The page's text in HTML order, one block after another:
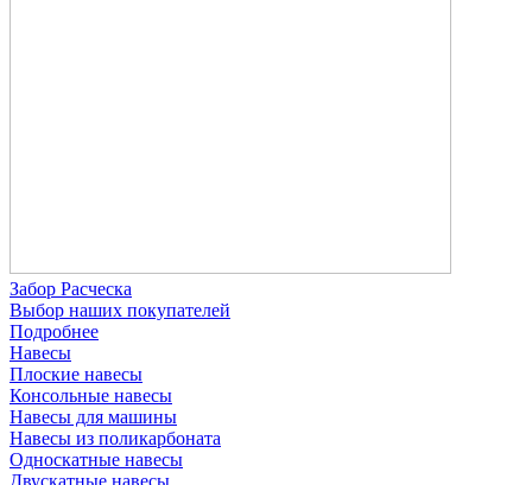
Забор Расческа
Выбор наших покупателей
Подробнее
Навесы
Плоские навесы
Консольные навесы
Навесы для машины
Навесы из поликарбоната
Односкатные навесы
Двускатные навесы